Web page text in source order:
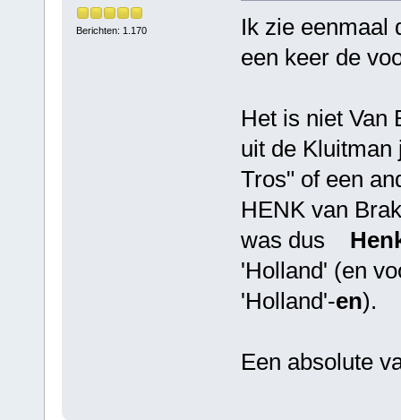
Berichten: 1.170
Ik zie eenmaal
een keer de
Het is niet Van
uit de Kluitman
Tros" of een
HENK van
was dus
'Holland' (en
'Holland'-en).
Een absolute